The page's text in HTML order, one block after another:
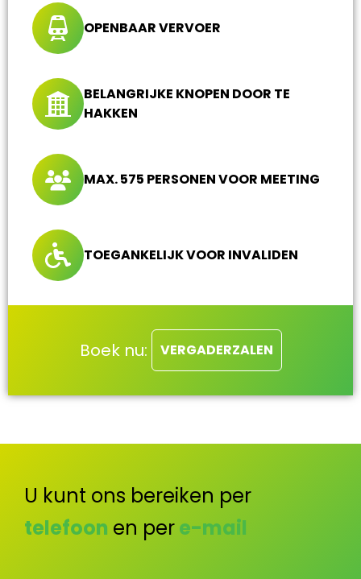
OPENBAAR VERVOER
BELANGRIJKE KNOPEN DOOR TE
HAKKEN
MAX. 575 PERSONEN VOOR MEETING
TOEGANKELIJK VOOR INVALIDEN
Boek nu: VERGADERZALEN
U kunt ons bereiken per
telefoon en pere-mail